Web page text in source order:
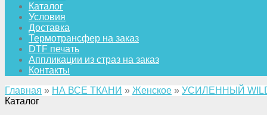
Каталог
Условия
Доставка
Термотрансфер на заказ
DTF печать
Аппликации из страз на заказ
Контакты
Главная » НА ВСЕ ТКАНИ » Женское » УСИЛЕННЫЙ
Каталог